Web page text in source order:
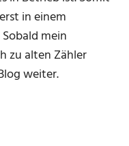
in einem
mein
zu alten Zähler
weiter.